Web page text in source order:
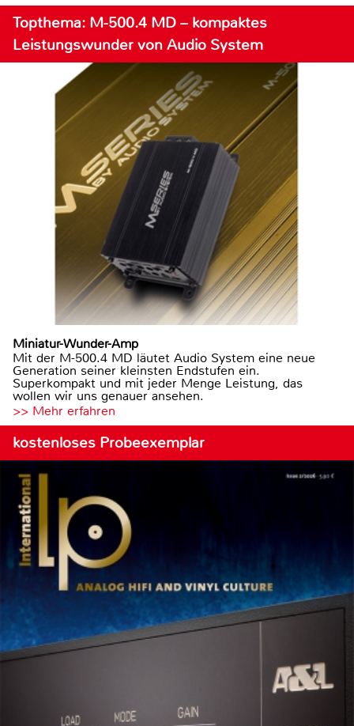
Topthema: M-500.4 MD – kompaktes
Leistungswunder von Audio System
Miniatur-Wunder-Amp
Mit der M-500.4 MD läutet Audio System eine neue
Generation seiner kleinsten Endstufen ein.
Superkompakt und mit jeder Menge Leistung, das
wollen wir uns genauer ansehen.
>> Mehr erfahren
kostenloses Probeexemplar